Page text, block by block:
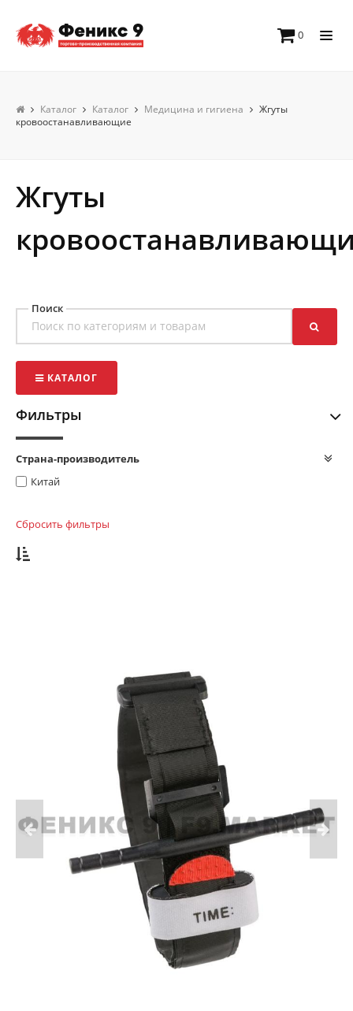
0
Каталог Каталог Медицина и гигиена
Жгуты
кровоостанавливающие
Жгуты
Поиск
КАТАЛОГ
Фильтры
Страна-производитель
Китай
Сбросить фильтры